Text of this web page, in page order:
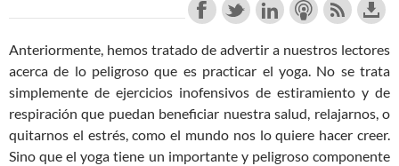
Anteriormente, hemos tratado de advertir a nuestros lectores
acerca de lo peligroso que es practicar el yoga. No se trata
simplemente de ejercicios inofensivos de estiramiento y de
respiración que puedan beneficiar nuestra salud, relajarnos, o
quitarnos el estrés, como el mundo nos lo quiere hacer creer.
Sino que el yoga tiene un importante y peligroso componente